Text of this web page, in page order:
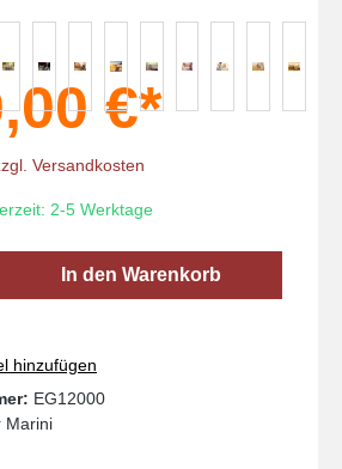
€*
Versandkosten
2-5 Werktage
Gib den gewünschten
In den Warenkorb
hinzufügen
EG12000
Marini